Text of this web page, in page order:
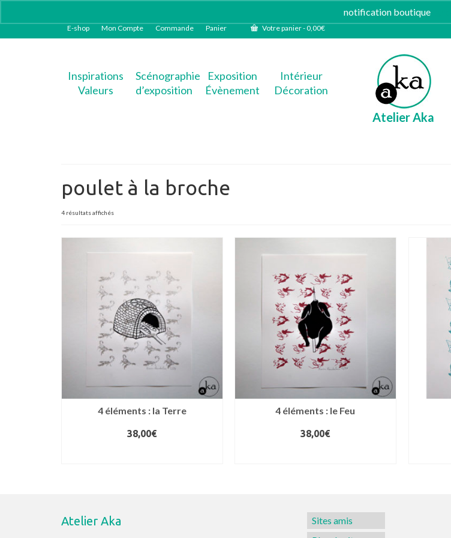
notification boutique
E-shop Mon Compte Commande Panier Votre panier-0,00€
Inspirations
Valeurs
Scénographie
d’exposition
Exposition
Évènement
Intérieur
Décoration
Atelier Aka
poulet à la broche
4 résultats affichésTrié
plus
ancien
4 éléments : la Terre
38,00€
4 éléments : le Feu
38,00€
Atelier Aka
Sites amis